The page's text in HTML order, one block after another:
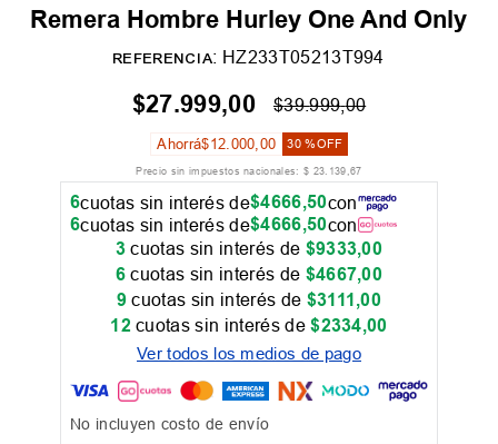
Remera Hombre Hurley One And Only
REFERENCIA: HZ233T05213T994
$27.999,00 $39.999,00
Ahorrá$12.000,00 30 %OFF
Precio sin impuestos nacionales: $ 23. 139,67
6cuotas sin interés de$4666,50con
6cuotas sin interés de$4666,50con
3 cuotas sin interés de $9333,00
6 cuotas sin interés de $4667,00
9 cuotas sin interés de $3111,00
12 cuotas sin interés de$2334,00
Ver todos los medios de pago
No incluyen costo de envío